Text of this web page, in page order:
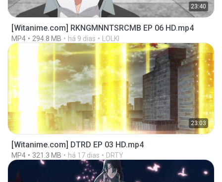
23:40
[Witanime.com] RKNGMNNTSRCMB EP 06 HD.mp4
MP4 294.8 MB há 9 dias LOLKI
23:03
[Witanime.com] DTRD EP 03 HD.mp4
MP4 321.3 MB há 17 dias DRTY